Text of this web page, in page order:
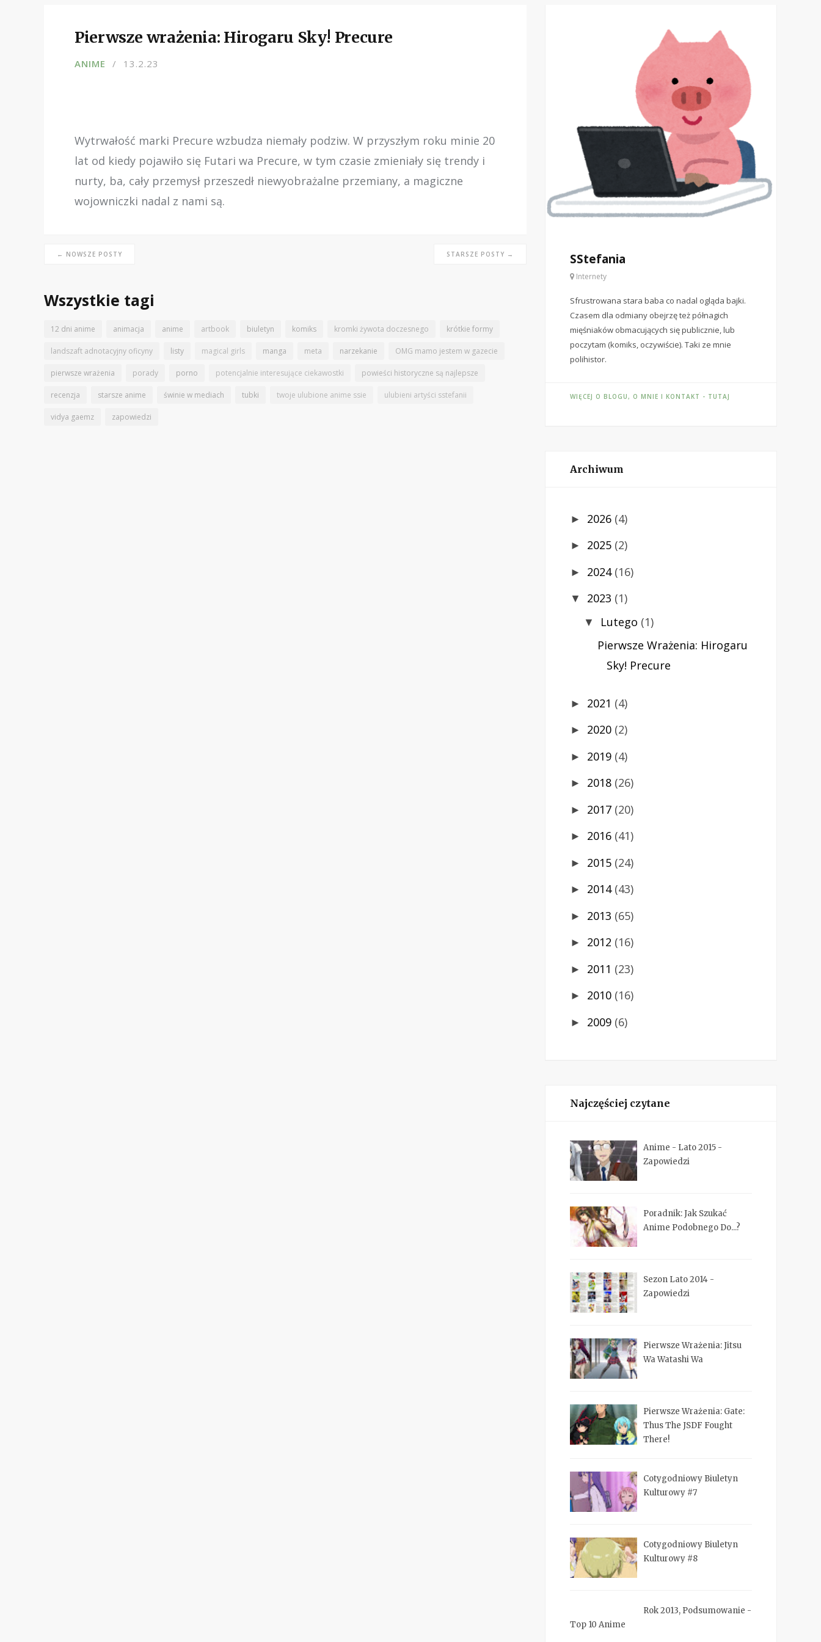
Pierwsze wrażenia: Hirogaru Sky! Precure
ANIME 13.2.23
Wytrwałość marki Precure wzbudza niemały podziw. W przyszłym roku minie 20
lat od kiedy pojawiło się Futari wa Precure, w tym czasie zmieniały się trendy i
nurty, ba, cały przemysł przeszedł niewyobrażalne przemiany, a magiczne
wojowniczki nadal z nami są.
← NOWSZE POSTY STARSZE POSTY →
Wszystkie tagi
12 dni anime animacja anime artbook biuletyn komiks kromki żywota doczesnego krótkie formy
landszaft adnotacyjny oficyny listy magical girls manga meta narzekanie OMG mamo jestem w gazecie
pierwsze wrażenia porady porno potencjalnie interesujące ciekawostki powieści historyczne są najlepsze
recenzja starsze anime świnie w mediach tubki twoje ulubione anime ssie ulubieni artyści sstefanii
vidya gaemz zapowiedzi
SStefania
Internety
Sfrustrowana stara baba co nadal ogląda bajki.
Czasem dla odmiany obejrzę też półnagich
mięśniaków obmacujących się publicznie, lub
poczytam (komiks, oczywiście). Taki ze mnie
polihistor.
WIĘCEJ O BLOGU, O MNIE I KONTAKT - TUTAJ
Archiwum
► 2026 (4)
► 2025 (2)
► 2024 (16)
▼ 2023 (1)
▼ Lutego (1)
Pierwsze Wrażenia: Hirogaru
Sky! Precure
► 2021 (4)
► 2020 (2)
► 2019 (4)
► 2018 (26)
► 2017 (20)
► 2016 (41)
► 2015 (24)
► 2014 (43)
► 2013 (65)
► 2012 (16)
► 2011 (23)
► 2010 (16)
► 2009 (6)
Najczęściej czytane
Anime - Lato 2015 -
Zapowiedzi
Poradnik: Jak Szukać
Anime Podobnego Do...?
Sezon Lato 2014 -
Zapowiedzi
Pierwsze Wrażenia: Jitsu
Wa Watashi Wa
Pierwsze Wrażenia: Gate:
Thus The JSDF Fought
There!
Cotygodniowy Biuletyn
Kulturowy #7
Cotygodniowy Biuletyn
Kulturowy #8
Rok 2013, Podsumowanie -
Top 10 Anime